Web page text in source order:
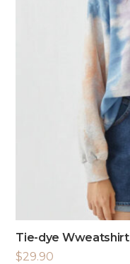
Tie-dye Wweatshirt
$29.90